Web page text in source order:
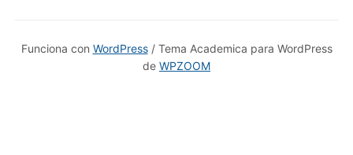
Funciona con WordPress/ Tema Academica para WordPress
de WPZOOM